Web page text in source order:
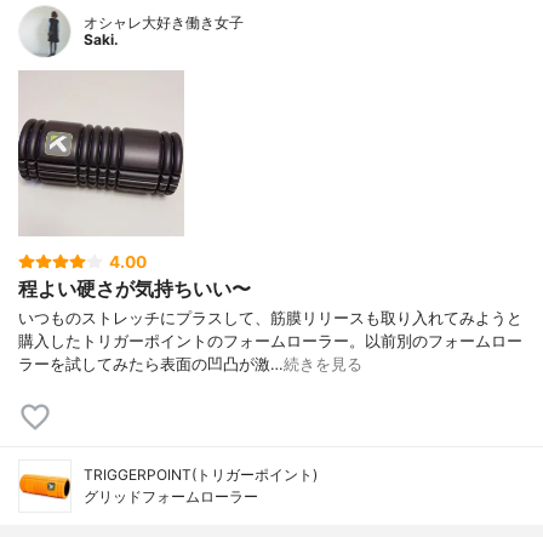
オシャレ大好き働き女子
Saki.
4.00
程よい硬さが気持ちいい〜
いつものストレッチにプラスして、筋膜リリースも取り入れてみようと
購入したトリガーポイントのフォームローラー。以前別のフォームロー
ラーを試してみたら表面の凹凸が激…続きを見る
TRIGGERPOINT(トリガーポイント)
グリッドフォームローラー